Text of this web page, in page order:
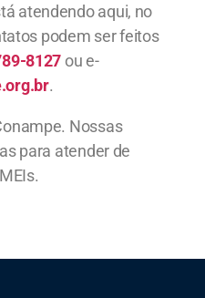
atendendo aqui, no
podem ser feitos
8127 ou e-
.
Nossas
para atender de